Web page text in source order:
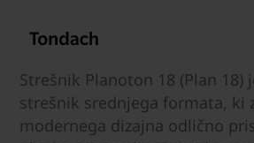
Strešnik Planoton 18 (Plan 18)
strešnik srednjega formata, ki
modernega dizajna odlično